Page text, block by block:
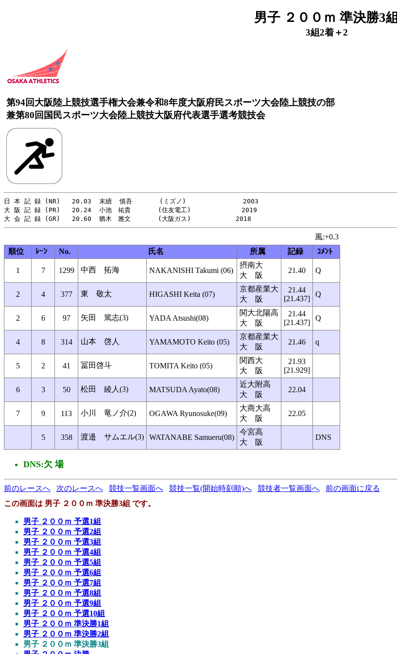
男子 ２００ｍ 準決勝3組
3組2着＋2
第94回大阪陸上競技選手権大会兼令和8年度大阪府民スポーツ大会陸上競技の部
兼第80回国民スポーツ大会陸上競技大阪府代表選手選考競技会
日 本 記 録 (NR)   20.03  末續  慎吾       (ミズノ)      　       2003
大 阪 記 録 (PR)   20.24  小池　祐貴       (住友電工)             2019
風:+0.3
順位
ﾚｰﾝ No. 氏名 所属 記録 ｺﾒﾝﾄ
1 7 1299 中西 拓海 NAKANISHI Takumi (06)
摂南大
大 阪
21.40 Q
2 4 377 東 敬太 HIGASHI Keita (07)
京都産業大
大 阪
21.44
[21.437]
Q
2 6 97 矢田 篤志(3) YADA Atsushi(08)
関大北陽高
大 阪
21.44
[21.437]
Q
4 8 314 山本 啓人 YAMAMOTO Keito (05)
京都産業大
大 阪
21.46 q
5 2 41 冨田啓斗 TOMITA Keito (05)
関西大
大 阪
21.93
[21.929]
6 3 50 松田 綾人(3) MATSUDA Ayato(08)
近大附高
大 阪
22.04
7 9 113 小川 竜ノ介(2) OGAWA Ryunosuke(09)
大商大高
大 阪
22.05
5 358 渡邉 サムエル(3) WATANABE Samueru(08)
今宮高
大 阪
DNS
DNS:欠 場
前のレースへ 次のレースへ 競技一覧画面へ 競技一覧(開始時刻順)へ 競技者一覧画面へ
前の画面に戻る
この画面は 男子 ２００ｍ 準決勝3組 です。
男子 ２００ｍ 予選1組
男子 ２００ｍ 予選2組
男子 ２００ｍ 予選3組
男子 ２００ｍ 予選4組
男子 ２００ｍ 予選5組
男子 ２００ｍ 予選6組
男子 ２００ｍ 予選7組
男子 ２００ｍ 予選8組
男子 ２００ｍ 予選9組
男子 ２００ｍ 予選10組
男子 ２００ｍ 準決勝1組
男子 ２００ｍ 準決勝2組
男子 ２００ｍ 準決勝3組